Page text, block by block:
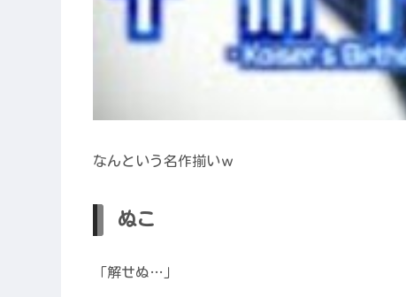
なんという名作揃いｗ
ぬこ
「解せぬ…」